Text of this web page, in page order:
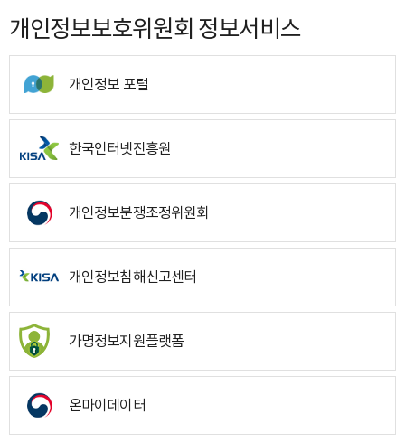
개인정보보호위원회 정보서비스
개인정보 포털
한국인터넷진흥원
개인정보분쟁조정위원회
개인정보침해신고센터
가명정보지원플랫폼
온마이데이터